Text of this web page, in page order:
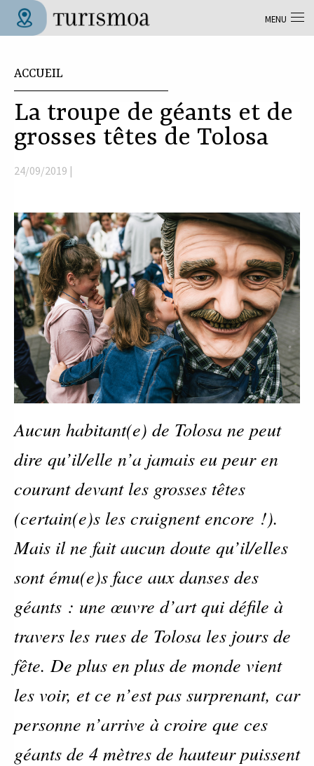
Aller au contenu principal
ACCUEIL
La troupe de géants et de
grosses têtes de Tolosa
24/09/2019 |
Aucun habitant(e) de Tolosa ne peut
dire qu’il/elle n’a jamais eu peur en
courant devant les grosses têtes
(certain(e)s les craignent encore !).
Mais il ne fait aucun doute qu’il/elles
sont ému(e)s face aux danses des
géants : une œuvre d’art qui défile à
travers les rues de Tolosa les jours de
fête. De plus en plus de monde vient
les voir, et ce n’est pas surprenant, car
personne n’arrive à croire que ces
géants de 4 mètres de hauteur puissent
MENU